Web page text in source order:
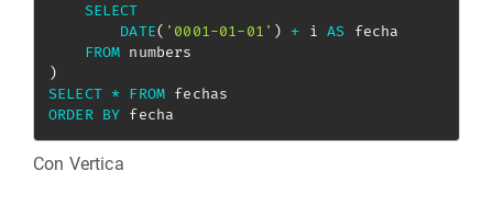
SELECT
DATE( '0001-01-01' ) + i AS fecha
FROM
)
SELECT * FROM
ORDER BY
Con Vertica